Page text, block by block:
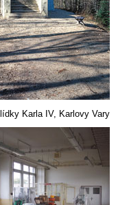
Karla IV, Karlovy Vary